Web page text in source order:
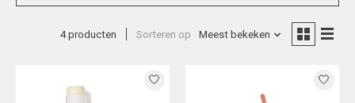
4 producten Sorteren op Meest bekeken